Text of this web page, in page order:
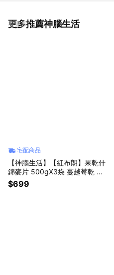
更多推薦神腦生活
看更多
宅配商品
【神腦生活】【紅布朗】果乾什
錦麥片 500gX3袋 蔓越莓乾 葡
萄乾 藍莓乾 燕麥片 黑麥片 中秋
禮盒 中秋贈禮 中秋送禮 拜年 春
$699